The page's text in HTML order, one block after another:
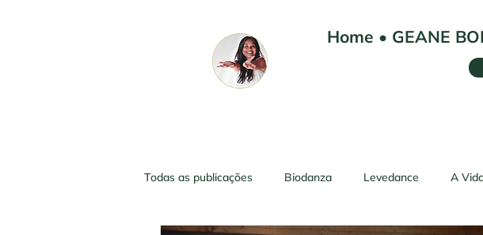
Home • GEANE
Todas as publicações Biodanza Levedance A